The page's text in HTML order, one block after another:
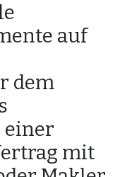
auf
dem
einer
mit